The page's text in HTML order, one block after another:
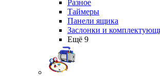
Разное
Таймеры
Панели ящика
Заслонки и
Ещё 9